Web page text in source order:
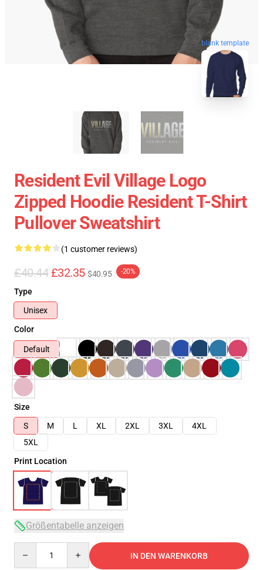
blank template
Resident Evil Village Logo
Zipped Hoodie Resident T-Shirt
Pullover Sweatshirt
(1 customer reviews)
£40.44 £32.35 $40.95 -20%
Type
Unisex
Color
Default
Size
S
M L XL 2XL 3XL
4XL
5XL
Print Location
Größentabelle anzeigen
IN DEN WARENKORB